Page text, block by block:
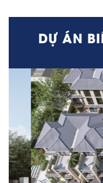
DỰ ÁN